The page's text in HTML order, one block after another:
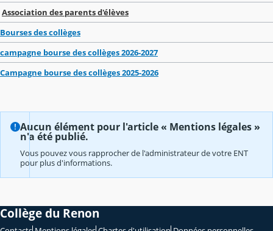
Association des parents d'élèves
Bourses des collèges
campagne bourse des collèges 2026-2027
Campagne bourse des collèges 2025-2026
Aucun élément pour l'article « Mentions légales »
n'a été publié.
Vous pouvez vous rapprocher de l'administrateur de votre ENT
pour plus d'informations.
Collège du Renon